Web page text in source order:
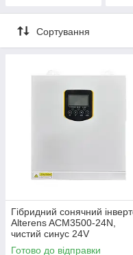
Сортування
Гібридний сонячний
Alterens ACM3500-24N,
чистий синус 24V
Готово до відправки